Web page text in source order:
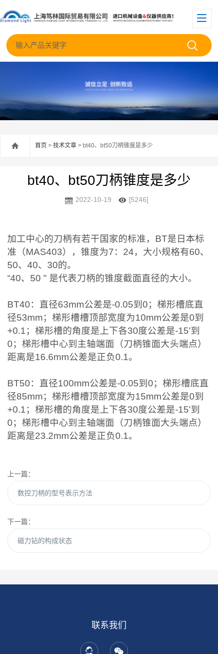
首页 > 技术文章 > bt40、bt50刀柄锥度是多少
bt40、bt50刀柄锥度是多少
2022-10-19 [5246]
加工中心的刀柄有若干国家的标准，BT是日本标
准（MAS403），锥度为7：24，大小规格有60、
50、40、30的。
“40、50 " 是代表刀柄的锥度截面直径的大小。
BT40：直径63mm公差是-0.05到0；梯形槽底直
径53mm；梯形槽槽顶部宽度为10mm公差是0到
+0.1；梯形槽的角度是上下各30度公差是-15'到
0；梯形槽中心到主轴端面（刀柄锥面大头端点）
距离是16.6mm公差是正负0.1。
BT50：直径100mm公差是-0.05到0；梯形槽底直
径85mm；梯形槽槽顶部宽度为15mm公差是0到
+0.1；梯形槽的角度是上下各30度公差是-15'到
0；梯形槽中心到主轴端面（刀柄锥面大头端点）
距离是23.2mm公差是正负0.1。
上一篇：
数控刀柄的型号表示方法
下一篇：
磁力钻的构成状态
联系我们